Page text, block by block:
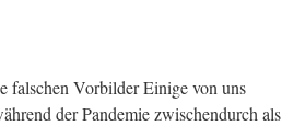
falschen Vorbilder Einige von uns
der Pandemie zwischendurch als